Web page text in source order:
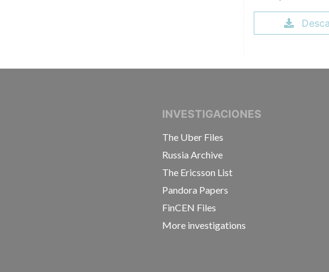
INTERNATIONAL CONSORTIUM OF INVESTIGATIVE
INVESTIGACIONES
The Uber Files
Russia Archive
The Ericsson List
Pandora Papers
FinCEN Files
More investigations